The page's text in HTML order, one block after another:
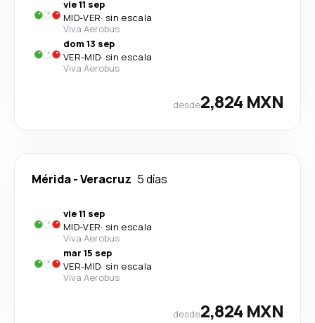
vie 11 sep
MID-VER· sin escala
Viva Aerobus
dom 13 sep
VER-MID· sin escala
Viva Aerobus
desde2,824 MXN
Mérida-Veracruz 5 días
vie 11 sep
MID-VER· sin escala
Viva Aerobus
mar 15 sep
VER-MID· sin escala
Viva Aerobus
desde2,824 MXN